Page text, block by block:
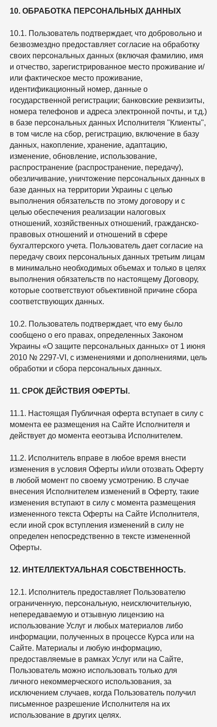
10. ОБРАБОТКА ПЕРСОНАЛЬНЫХ ДАННЫХ
10.1. Пользователь подтверждает, что добровольно и
безвозмездно предоставляет согласие на обработку
своих персональных данных (включая фамилию, имя
и отчество, зарегистрированное место проживание и/
или фактическое место проживание,
идентификационный номер, данные о
государственной регистрации; банковские реквизиты,
номера телефонов и адреса электронной почты, и т.д.)
в базе персональных данных Исполнителя "Клиенты",
в том числе на сбор, регистрацию, включение в базу
данных, накопление, хранение, адаптацию,
изменение, обновление, использование,
распространение (распространение, передачу),
обезличивание, уничтожение персональных данных в
базе данных на территории Украины с целью
выполнения обязательств по этому договору и с
целью обеспечения реализации налоговых
отношений, хозяйственных отношений, гражданско-
правовых отношений и отношений в сфере
бухгалтерского учета. Пользователь дает согласие на
передачу своих персональных данных третьим лицам
в минимально необходимых объемах и только в целях
выполнения обязательств по настоящему Договору,
которые соответствуют объективной причине сбора
соответствующих данных.
10.2. Пользователь подтверждает, что ему было
сообщено о его правах, определенных Законом
Украины «О защите персональных данных» от 1 июня
2010 № 2297-VI, с изменениями и дополнениями, цель
обработки и сбора персональных данных.
11. СРОК ДЕЙСТВИЯ ОФЕРТЫ.
11.1. Настоящая Публичная оферта вступает в силу с
момента ее размещения на Сайте Исполнителя и
действует до момента ееотзыва Исполнителем.
11.2. Исполнитель вправе в любое время внести
изменения в условия Оферты и/или отозвать Оферту
в любой момент по своему усмотрению. В случае
внесения Исполнителем изменений в Оферту, такие
изменения вступают в силу с момента размещения
измененного текста Оферты на Сайте Исполнителя,
если иной срок вступления изменений в силу не
определен непосредственно в тексте измененной
Оферты.
12. ИНТЕЛЛЕКТУАЛЬНАЯ СОБСТВЕННОСТЬ.
12.1. Исполнитель предоставляет Пользователю
ограниченную, персональную, неисключительную,
непередаваемую и отзывную лицензию на
использование Услуг и любых материалов либо
информации, полученных в процессе Курса или на
Сайте. Материалы и любую информацию,
предоставляемые в рамках Услуг или на Сайте,
Пользователь можно использовать только для
личного некоммерческого использования, за
исключением случаев, когда Пользователь получил
письменное разрешение Исполнителя на их
использование в других целях.